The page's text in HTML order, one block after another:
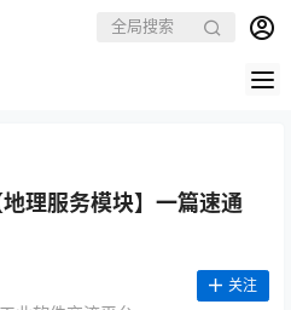
理服务模块】一篇速通
关注